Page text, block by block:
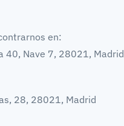
en:
40, Nave 7, 28021, Madrid
28, 28021, Madrid